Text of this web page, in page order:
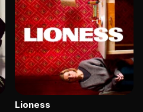
Lioness